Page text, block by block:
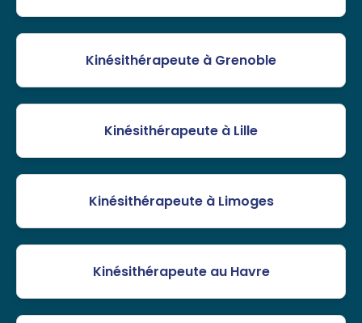
Kinésithérapeute à Grenoble
Kinésithérapeute à Lille
Kinésithérapeute à Limoges
Kinésithérapeute au Havre